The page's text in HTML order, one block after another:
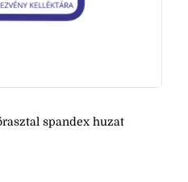
spandex huzat
kör fehér